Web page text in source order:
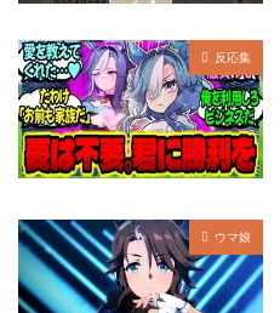
反応集
ウマ娘